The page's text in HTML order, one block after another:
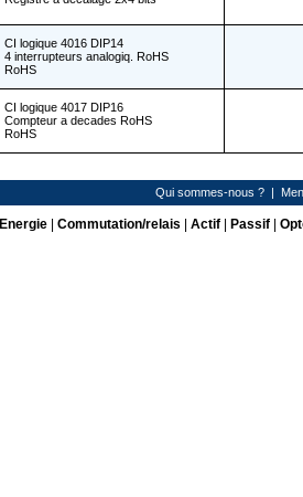
CI logique 4016 DIP14
4 interrupteurs analogiq. RoHS
RoHS
CI logique 4017 DIP16
Compteur a decades RoHS
RoHS
Qui sommes-nous ? |
Energie| Commutation/relais Actif| Passif|